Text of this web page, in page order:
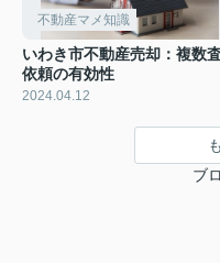
不動産マメ知識
いわき市不動産売却：複数
依頼の有効性
2024.04.12
ブ